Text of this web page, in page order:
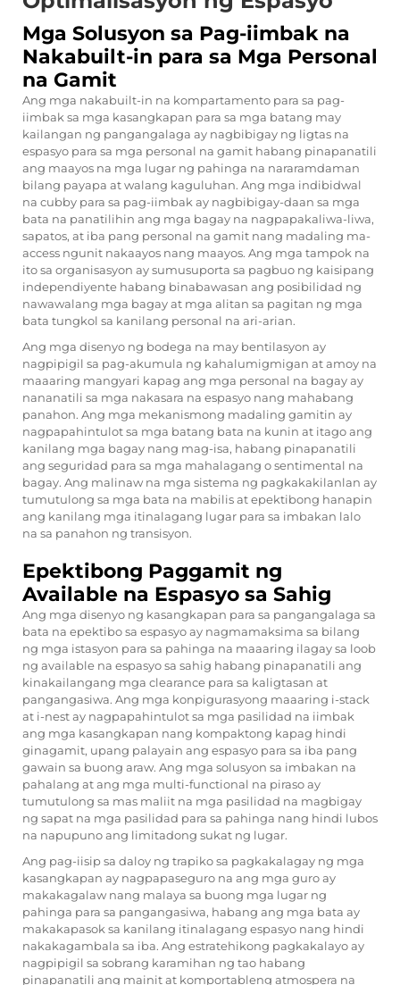
Mga Solusyon sa Pag-iimbak na
Nakabuilt-in para sa Mga Personal
na Gamit
Ang mga nakabuilt-in na kompartamento para sa pag-
iimbak sa mga kasangkapan para sa mga batang may
kailangan ng pangangalaga ay nagbibigay ng ligtas na
espasyo para sa mga personal na gamit habang pinapanatili
ang maayos na mga lugar ng pahinga na nararamdaman
bilang payapa at walang kaguluhan. Ang mga indibidwal
na cubby para sa pag-iimbak ay nagbibigay-daan sa mga
bata na panatilihin ang mga bagay na nagpapakaliwa-liwa,
sapatos, at iba pang personal na gamit nang madaling ma-
access ngunit nakaayos nang maayos. Ang mga tampok na
ito sa organisasyon ay sumusuporta sa pagbuo ng kaisipang
independiyente habang binabawasan ang posibilidad ng
nawawalang mga bagay at mga alitan sa pagitan ng mga
bata tungkol sa kanilang personal na ari-arian.
Ang mga disenyo ng bodega na may bentilasyon ay
nagpipigil sa pag-akumula ng kahalumigmigan at amoy na
maaaring mangyari kapag ang mga personal na bagay ay
nananatili sa mga nakasara na espasyo nang mahabang
panahon. Ang mga mekanismong madaling gamitin ay
nagpapahintulot sa mga batang bata na kunin at itago ang
kanilang mga bagay nang mag-isa, habang pinapanatili
ang seguridad para sa mga mahalagang o sentimental na
bagay. Ang malinaw na mga sistema ng pagkakakilanlan ay
tumutulong sa mga bata na mabilis at epektibong hanapin
ang kanilang mga itinalagang lugar para sa imbakan lalo
na sa panahon ng transisyon.
Epektibong Paggamit ng
Available na Espasyo sa Sahig
Ang mga disenyo ng kasangkapan para sa pangangalaga sa
bata na epektibo sa espasyo ay nagmamaksima sa bilang
ng mga istasyon para sa pahinga na maaaring ilagay sa loob
ng available na espasyo sa sahig habang pinapanatili ang
kinakailangang mga clearance para sa kaligtasan at
pangangasiwa. Ang mga konpigurasyong maaaring i-stack
at i-nest ay nagpapahintulot sa mga pasilidad na iimbak
ang mga kasangkapan nang kompaktong kapag hindi
ginagamit, upang palayain ang espasyo para sa iba pang
gawain sa buong araw. Ang mga solusyon sa imbakan na
pahalang at ang mga multi-functional na piraso ay
tumutulong sa mas maliit na mga pasilidad na magbigay
ng sapat na mga pasilidad para sa pahinga nang hindi lubos
na napupuno ang limitadong sukat ng lugar.
Ang pag-iisip sa daloy ng trapiko sa pagkakalagay ng mga
kasangkapan ay nagpapaseguro na ang mga guro ay
makakagalaw nang malaya sa buong mga lugar ng
pahinga para sa pangangasiwa, habang ang mga bata ay
makakapasok sa kanilang itinalagang espasyo nang hindi
nakakagambala sa iba. Ang estratehikong pagkakalayo ay
nagpipigil sa sobrang karamihan ng tao habang
pinapanatili ang mainit at komportableng atmospera na